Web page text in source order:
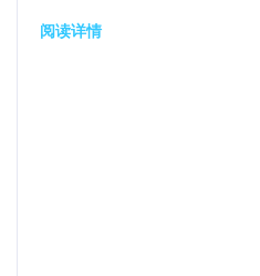
阅读详情